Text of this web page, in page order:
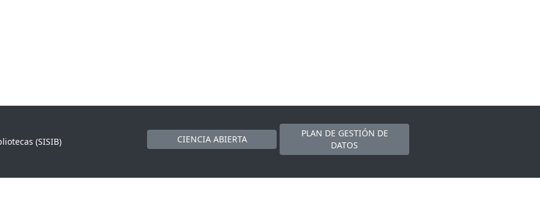
(SISIB)
CIENCIA ABIERTA
PLAN DE GESTIÓN DE
DATOS